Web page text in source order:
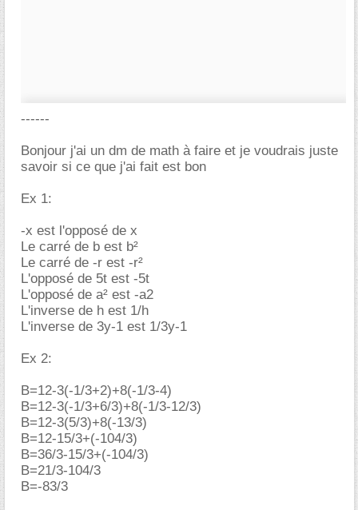
------
Bonjour j'ai un dm de math à faire et je voudrais juste
savoir si ce que j'ai fait est bon
Ex 1:
-x est l'opposé de x
Le carré de b est b²
Le carré de -r est -r²
L'opposé de 5t est -5t
L'opposé de a² est -a2
L'inverse de h est 1/h
L'inverse de 3y-1 est 1/3y-1
Ex 2:
B=12-3(-1/3+2)+8(-1/3-4)
B=12-3(-1/3+6/3)+8(-1/3-12/3)
B=12-3(5/3)+8(-13/3)
B=12-15/3+(-104/3)
B=36/3-15/3+(-104/3)
B=21/3-104/3
B=-83/3